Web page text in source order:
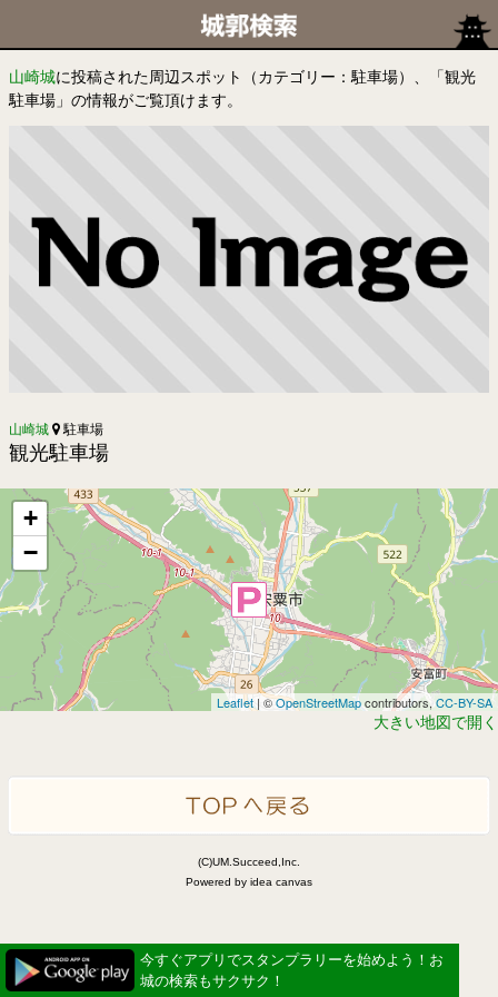
山崎城に投稿された周辺スポット（カテゴリー：駐車場）、「観光
駐車場」の情報がご覧頂けます。
山崎城 駐車場
観光駐車場
+
−
Leaflet | ©OpenStreetMapcontributors, CC-BY-SA
大きい地図で開く
(C)UM.Succeed,Inc.
Powered by idea canvas
今すぐアプリでスタンプラリーを始めよう！お
城の検索もサクサク！